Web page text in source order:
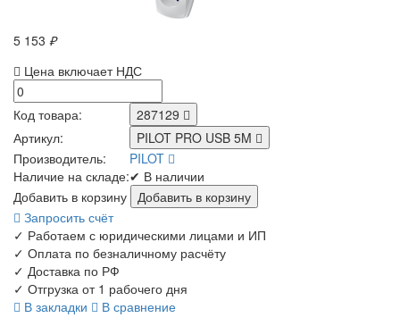
5 153 ₽
Цена включает НДС
Код товара:
287129
Артикул:
PILOT PRO USB 5M
Производитель:
PILOT
Наличие на складе:✔ В наличии
Добавить в корзину
Запросить счёт
✓ Работаем с юридическими лицами и ИП
✓ Оплата по безналичному расчёту
✓ Доставка по РФ
✓ Отгрузка от 1 рабочего дня
В закладки
В сравнение